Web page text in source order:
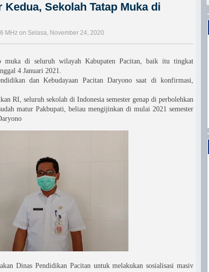
Sekolah Tatap Muka di
MHz on Selasa, November 24, 2020
di seluruh wilayah Kabupaten Pacitan, baik itu tingkat
4 Januari 2021.
dan Kebudayaan Pacitan Daryono saat di konfirmasi,
RI, seluruh sekolah di Indonesia semester genap di perbolehkan
matur Pakbupati, beliau mengijinkan di mulai 2021 semester
Dinas Pendidikan Pacitan untuk melakukan sosialisasi masiv